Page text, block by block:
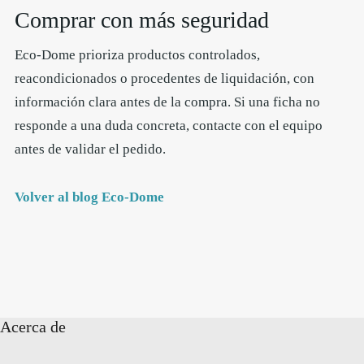
Comprar con más seguridad
Eco-Dome prioriza productos controlados,
reacondicionados o procedentes de liquidación, con
información clara antes de la compra. Si una ficha no
responde a una duda concreta, contacte con el equipo
antes de validar el pedido.
Volver al blog Eco-Dome
Acerca de